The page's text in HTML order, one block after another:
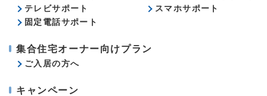
テレビサポート
スマホサポート
固定電話サポート
集合住宅オーナー向けプラン
ご入居の方へ
キャンペーン